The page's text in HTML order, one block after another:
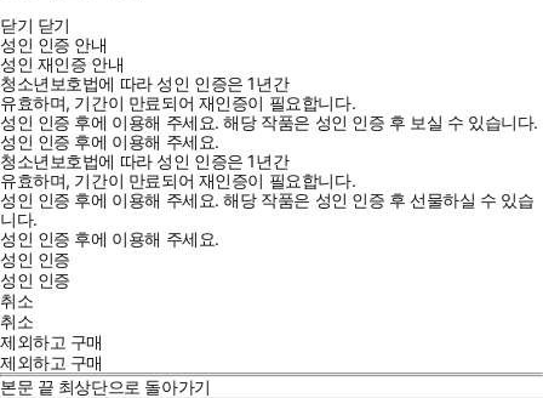
닫기 닫기
성인 인증 안내
성인 재인증 안내
청소년보호법에 따라 성인 인증은 1년간
유효하며, 기간이 만료되어 재인증이 필요합니다.
성인 인증 후에 이용해 주세요.해당 작품은 성인 인증 후 보실 수 있습니다.
성인 인증 후에 이용해 주세요.
청소년보호법에 따라 성인 인증은 1년간
유효하며, 기간이 만료되어 재인증이 필요합니다.
성인 인증 후에 이용해 주세요.해당 작품은 성인 인증 후 선물하실 수 있습
니다.
성인 인증 후에 이용해 주세요.
성인 인증
성인 인증
취소
취소
제외하고 구매
제외하고 구매
본문 끝 최상단으로 돌아가기